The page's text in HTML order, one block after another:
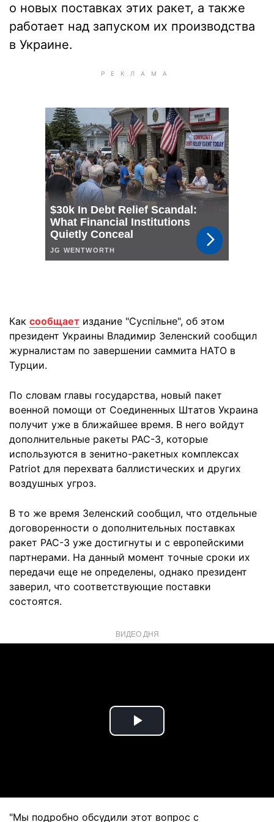
о новых поставках этих ракет, а также
работает над запуском их производства
в Украине.
Как сообщает издание "Суспільне", об этом
президент Украины Владимир Зеленский сообщил
журналистам по завершении саммита НАТО в
Турции.
По словам главы государства, новый пакет
военной помощи от Соединенных Штатов Украина
получит уже в ближайшее время. В него войдут
дополнительные ракеты PAC-3, которые
используются в зенитно-ракетных комплексах
Patriot для перехвата баллистических и других
воздушных угроз.
В то же время Зеленский сообщил, что отдельные
договоренности о дополнительных поставках
ракет PAC-3 уже достигнуты и с европейскими
партнерами. На данный момент точные сроки их
передачи еще не определены, однако президент
заверил, что соответствующие поставки
состоятся.
ВИДЕО ДНЯ
Play
"Мы подробно обсудили этот вопрос с